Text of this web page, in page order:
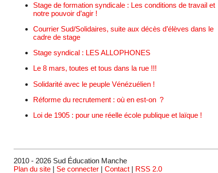
Stage de formation syndicale : Les conditions de travail et
notre pouvoir d’agir !
Courrier Sud/Solidaires, suite aux décès d’élèves dans le
cadre de stage
Stage syndical : LES ALLOPHONES
Le 8 mars, toutes et tous dans la rue !!!
Solidarité avec le peuple Vénézuélien !
Réforme du recrutement : où en est-on ?
Loi de 1905 : pour une réelle école publique et laïque !
2010 - 2026 Sud Éducation Manche
Plan du site | Se connecter | Contact | RSS 2.0